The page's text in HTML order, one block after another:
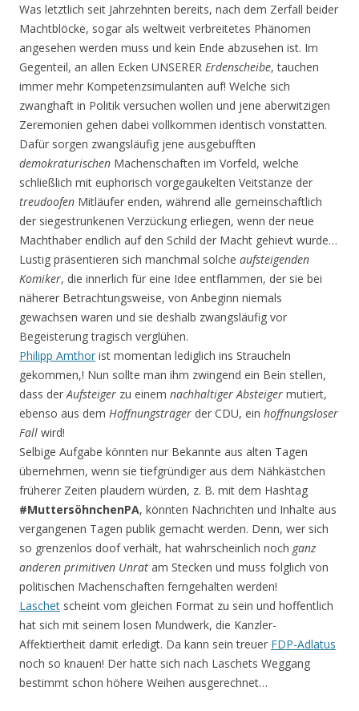
Was letztlich seit Jahrzehnten bereits, nach dem Zerfall beider
Machtblöcke, sogar als weltweit verbreitetes Phänomen
angesehen werden muss und kein Ende abzusehen ist. Im
Gegenteil, an allen Ecken UNSERER Erdenscheibe, tauchen
immer mehr Kompetenzsimulanten auf! Welche sich
zwanghaft in Politik versuchen wollen und jene aberwitzigen
Zeremonien gehen dabei vollkommen identisch vonstatten.
Dafür sorgen zwangsläufig jene ausgebufften
demokraturischen Machenschaften im Vorfeld, welche
schließlich mit euphorisch vorgegaukelten Veitstänze der
treudoofen Mitläufer enden, während alle gemeinschaftlich
der siegestrunkenen Verzückung erliegen, wenn der neue
Machthaber endlich auf den Schild der Macht gehievt wurde…
Lustig präsentieren sich manchmal solche aufsteigenden
Komiker, die innerlich für eine Idee entflammen, der sie bei
näherer Betrachtungsweise, von Anbeginn niemals
gewachsen waren und sie deshalb zwangsläufig vor
Begeisterung tragisch verglühen.
Philipp Amthor ist momentan lediglich ins Straucheln
gekommen,! Nun sollte man ihm zwingend ein Bein stellen,
dass der Aufsteiger zu einem nachhaltiger Absteiger mutiert,
ebenso aus dem Hoffnungsträger der CDU, ein hoffnungsloser
Fall wird!
Selbige Aufgabe könnten nur Bekannte aus alten Tagen
übernehmen, wenn sie tiefgründiger aus dem Nähkästchen
früherer Zeiten plaudern würden, z. B. mit dem Hashtag
#MuttersöhnchenPA, könnten Nachrichten und Inhalte aus
vergangenen Tagen publik gemacht werden. Denn, wer sich
so grenzenlos doof verhält, hat wahrscheinlich noch ganz
anderen primitiven Unrat am Stecken und muss folglich von
politischen Machenschaften ferngehalten werden!
Laschet scheint vom gleichen Format zu sein und hoffentlich
hat sich mit seinem losen Mundwerk, die Kanzler-
Affektiertheit damit erledigt. Da kann sein treuer FDP-Adlatus
noch so knauen! Der hatte sich nach Laschets Weggang
bestimmt schon höhere Weihen ausgerechnet…